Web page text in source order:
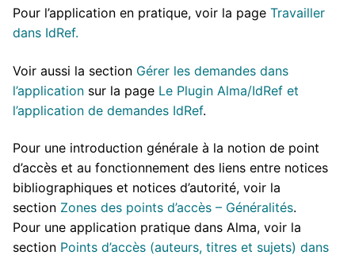
Pour l’application en pratique, voir la page Travailler
dans IdRef.
Voir aussi la section Gérer les demandes dans
l’application sur la page Le Plugin Alma/IdRef et
l’application de demandes IdRef.
Pour une introduction générale à la notion de point
d’accès et au fonctionnement des liens entre notices
bibliographiques et notices d’autorité, voir la
section Zones des points d’accès – Généralités.
Pour une application pratique dans Alma, voir la
section Points d’accès (auteurs, titres et sujets) dans